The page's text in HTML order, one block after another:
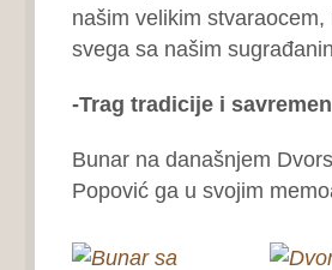
našim velikim
svega sa našim
-Trag tradicije i
Bunar na današnjem
Popović ga u svojim